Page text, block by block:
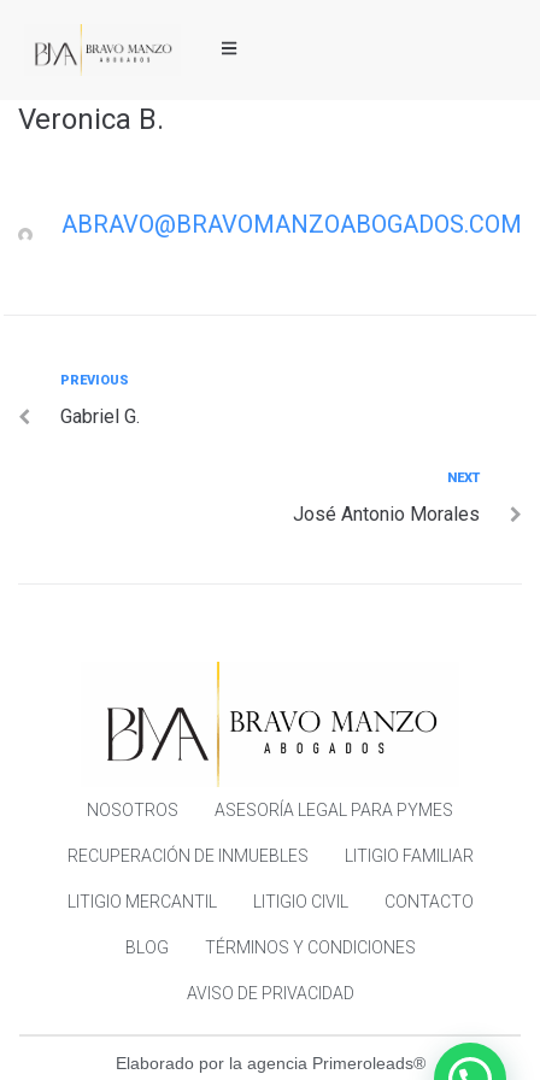
Veronica B.
ABRAVO@BRAVOMANZOABOGADOS.COM
PREVIOUS
Gabriel G.
NEXT
José Antonio Morales
NOSOTROS ASESORÍA LEGAL PARA PYMES
RECUPERACIÓN DE INMUEBLES LITIGIO FAMILIAR
LITIGIO MERCANTIL LITIGIO CIVIL CONTACTO
BLOG TÉRMINOS Y CONDICIONES
AVISO DE PRIVACIDAD
Elaborado por la agencia Primeroleads®